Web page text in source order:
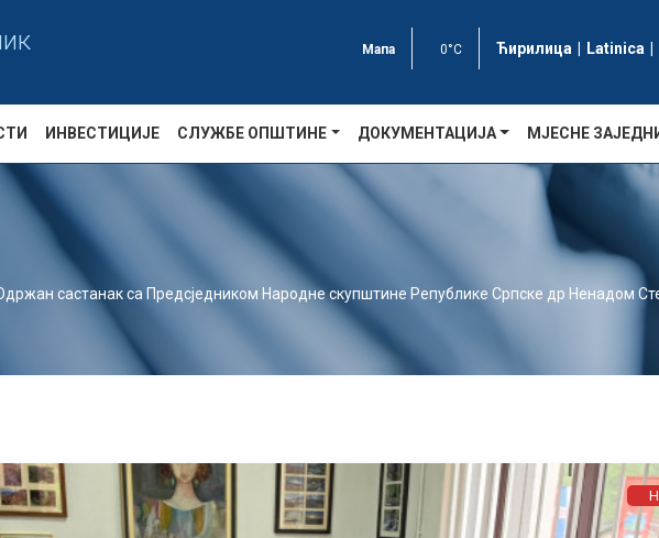
Мапа 0°C Ћирилица | Latinica |
ИНВЕСТИЦИЈЕ СЛУЖБЕ ОПШТИНЕ ДОКУМЕНТАЦИЈА МЈЕСНЕ
састанак са Предсједником Народне скупштине Републике Српске др Ненадом